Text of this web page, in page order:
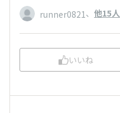
runner0821 、 他15人
いいね